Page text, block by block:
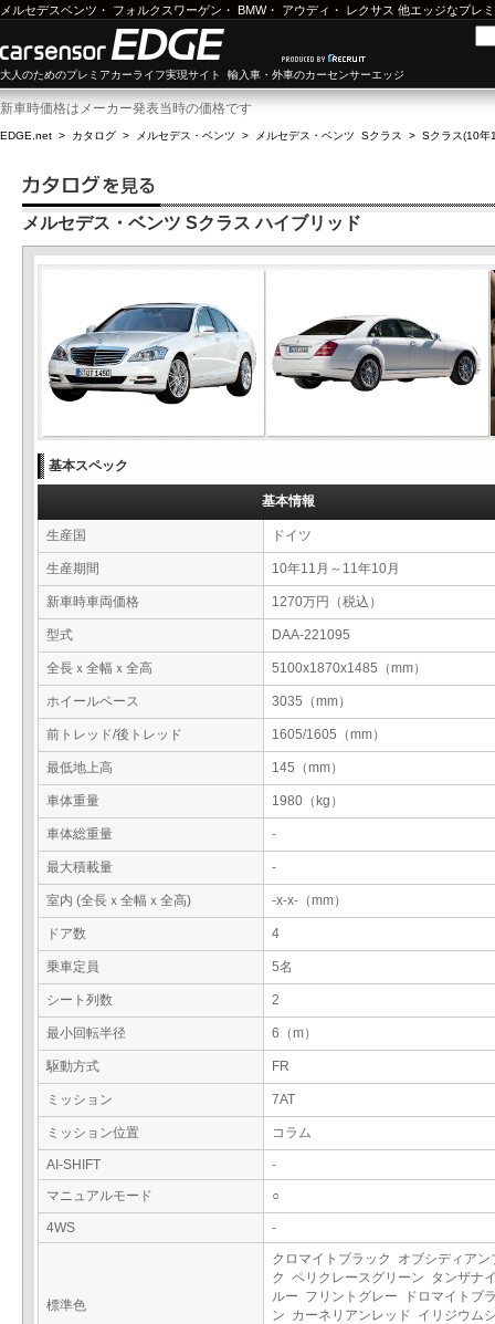
メルセデスベンツ ・ フォルクスワーゲン ・ BMW・ アウディ ・ レクサス 他エッジなプレ
大人のためのプレミアカーライフ実現サイト 輸入車・外車のカーセンサーエッジ
新車時価格はメーカー発表当時の価格です
EDGE.net > カタログ > メルセデス・ベンツ > メルセデス・ベンツ Sクラス > Sクラス(10年
メルセデス・ベンツ Sクラス ハイブリッド
基本スペック
基本情報
生産国 ドイツ
生産期間 10年11月～11年10月
新車時車両価格 1270万円（税込）
型式 DAA-221095
全長ｘ全幅ｘ全高 5100x1870x1485（mm）
ホイールベース 3035（mm）
前トレッド/後トレッド 1605/1605（mm）
最低地上高 145（mm）
車体重量 1980（kg）
車体総重量 -
最大積載量 -
室内 (全長ｘ全幅ｘ全高) -x-x-（mm）
ドア数 4
乗車定員 5名
シート列数 2
最小回転半径 6（m）
駆動方式 FR
ミッション 7AT
ミッション位置 コラム
AI-SHIFT
-
マニュアルモード
○
4WS -
標準色
クロマイトブラック オブシディアン
ク ペリクレースグリーン タンザナ
ルー フリントグレー ドロマイトブ
ン カーネリアンレッド イリジウム